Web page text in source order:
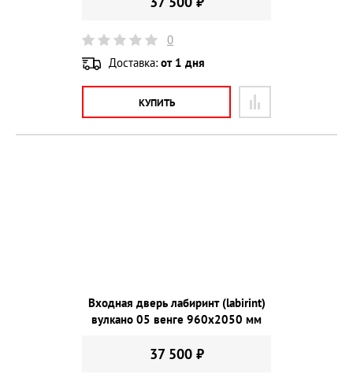
0
Доставка: от 1 дня
КУПИТЬ
Входная дверь лабиринт (labirint)
вулкано 05 венге 960х2050 мм
37 500 ₽